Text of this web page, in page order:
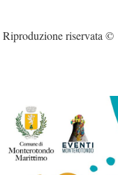
Riproduzione riservata ©